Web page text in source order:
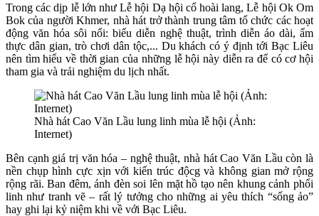
Trong các dịp lễ lớn như Lễ hội Dạ hội cổ hoài lang, Lễ hội Ok Om
Bok của người Khmer, nhà hát trở thành trung tâm tổ chức các hoạt
động văn hóa sôi nổi: biểu diễn nghệ thuật, trình diễn áo dài, ẩm
thực dân gian, trò chơi dân tộc,... Du khách có ý định tới Bạc Liêu
nên tìm hiểu về thời gian của những lễ hội này diễn ra để có cơ hội
tham gia và trải nghiệm du lịch nhất.
Nhà hát Cao Văn Lầu lung linh mùa lễ hội (Ảnh:
Internet)
Bên cạnh giá trị văn hóa – nghệ thuật, nhà hát Cao Văn Lầu còn là
nền chụp hình cực xịn với kiến trúc độcg và không gian mở rộng
rộng rãi. Ban đêm, ánh đèn soi lên mặt hồ tạo nên khung cảnh phổi
linh như tranh vẽ – rất lý tưởng cho những ai yêu thích “sống ảo”
hay ghi lại kỷ niệm khi về với Bạc Liêu.